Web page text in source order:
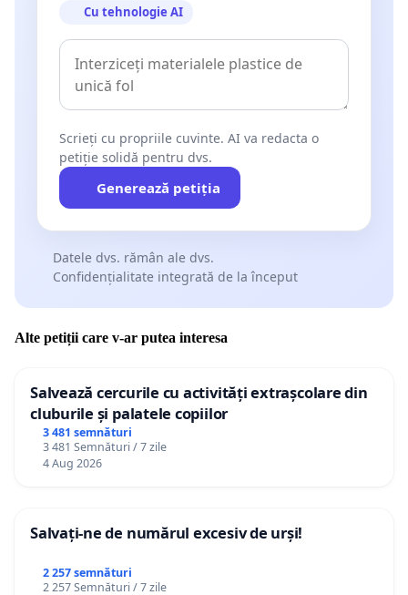
Cu tehnologie AI
Scrieți cu propriile cuvinte. AI va redacta o
petiție solidă pentru dvs.
Generează petiția
Datele dvs. rămân ale dvs.
Confidențialitate integrată de la început
Alte petiții care v-ar putea interesa
Salvează cercurile cu activități extrașcolare din
cluburile și palatele copiilor
3 481 semnături
3 481 Semnături / 7 zile
4 Aug 2026
Salvați-ne de numărul excesiv de urși!
2 257 semnături
2 257 Semnături / 7 zile